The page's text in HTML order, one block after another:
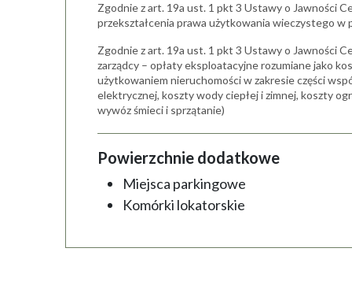
Zgodnie z art. 19a ust. 1 pkt 3 Ustawy o Jawności
przekształcenia prawa użytkowania wieczystego w
Zgodnie z art. 19a ust. 1 pkt 3 Ustawy o Jawności
zarządcy – opłaty eksploatacyjne rozumiane jako
użytkowaniem nieruchomości w zakresie części
elektrycznej, koszty wody ciepłej i zimnej, koszty
wywóz śmieci i sprzątanie)
Powierzchnie dodatkowe
Miejsca parkingowe
Komórki lokatorskie